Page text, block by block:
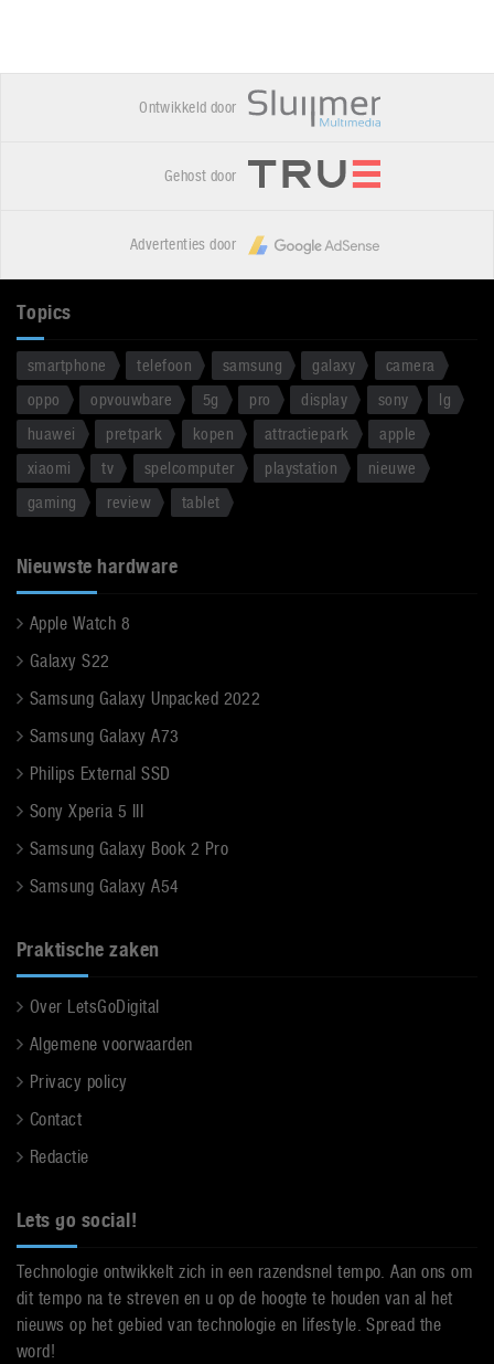
Ontwikkeld door
Gehost door
Advertenties door
Topics
smartphone telefoon samsung galaxy
camera
oppo
opvouwbare 5g pro display sony
lg
huawei
pretpark kopen attractiepark
apple
xiaomi
tv spelcomputer playstation
nieuwe
gaming
review tablet
Nieuwste hardware
Apple Watch 8
Galaxy S22
Samsung Galaxy Unpacked 2022
Samsung Galaxy A73
Philips External SSD
Sony Xperia 5 III
Samsung Galaxy Book 2 Pro
Samsung Galaxy A54
Praktische zaken
Over LetsGoDigital
Algemene voorwaarden
Privacy policy
Contact
Redactie
Lets go social!
Technologie ontwikkelt zich in een razendsnel tempo. Aan ons om
dit tempo na te streven en u op de hoogte te houden van al het
nieuws op het gebied van technologie en lifestyle. Spread the
word!